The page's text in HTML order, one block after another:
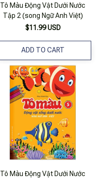
Tô Màu Động Vật Dưới Nước
Tập 2 (song Ngữ Anh Việt)
$11.99 USD
ADD TO CART
Tô Màu Động Vật Dưới Nước